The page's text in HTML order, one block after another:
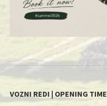
VOZNI REDI | OPENING TIME